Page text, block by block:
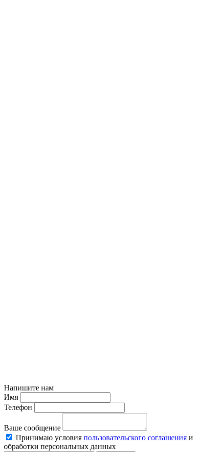
Напишите нам
Имя
Телефон
Ваше сообщение
Принимаю условия пользовательского соглашения и
обработки персональных данных